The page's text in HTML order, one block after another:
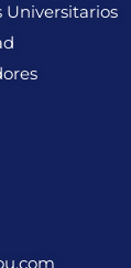
Universitarios